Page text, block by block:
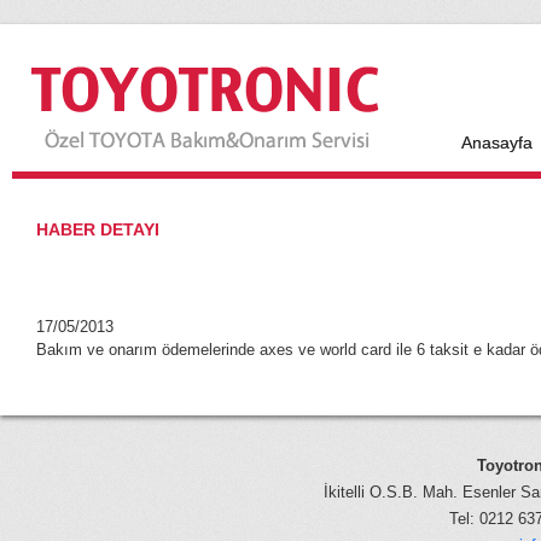
Anasayfa
HABER DETAYI
17/05/2013
Bakım ve onarım ödemelerinde axes ve world card ile 6 taksit e kadar
İkitelli O.S.B. Mah. Esenler
Tel: 0212